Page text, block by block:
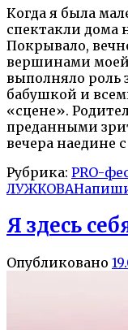
Когда я была
спектакли дома
Покрывало,
вершинами
выполняло роль
бабушкой и
«сцене».
преданными
вечера наедине
Рубрика: PRO-
ЛУЖКОВА
Я здесь
Опубликовано